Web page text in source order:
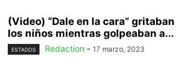
(Video) “Dale en la cara” gritaban
los niños mientras golpeaban a...
ESTADOS Redaction - 17 marzo, 2023